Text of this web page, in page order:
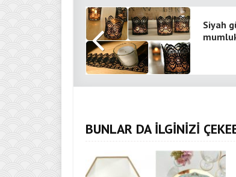
Siyah
BUNLAR DA İLGİNİZİ